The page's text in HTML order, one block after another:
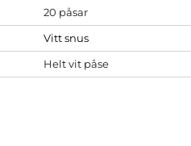
20 påsar
Vitt snus
Helt vit påse